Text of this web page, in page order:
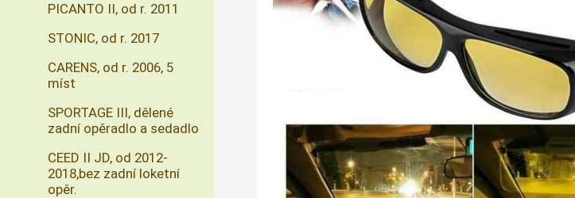
PICANTO II, od r. 2011
STONIC, od r. 2017
CARENS, od r. 2006, 5
míst
SPORTAGE III, dělené
zadní opěradlo a sedadlo
CEED II JD, od 2012-
2018,bez zadní loketní
opěr.